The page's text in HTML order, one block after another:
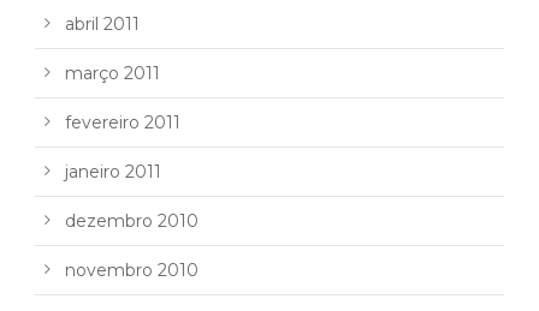
abril 2011
março 2011
fevereiro 2011
janeiro 2011
dezembro 2010
novembro 2010